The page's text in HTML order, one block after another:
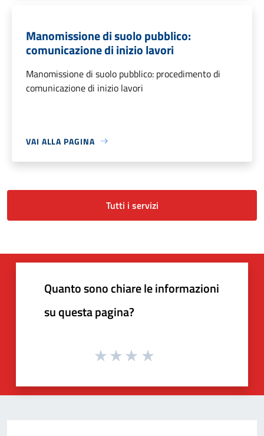
Manomissione di suolo pubblico:
comunicazione di inizio lavori
Manomissione di suolo pubblico: procedimento di
comunicazione di inizio lavori
VAI ALLA PAGINA
Tutti i servizi
Quanto sono chiare le informazioni
su questa pagina?